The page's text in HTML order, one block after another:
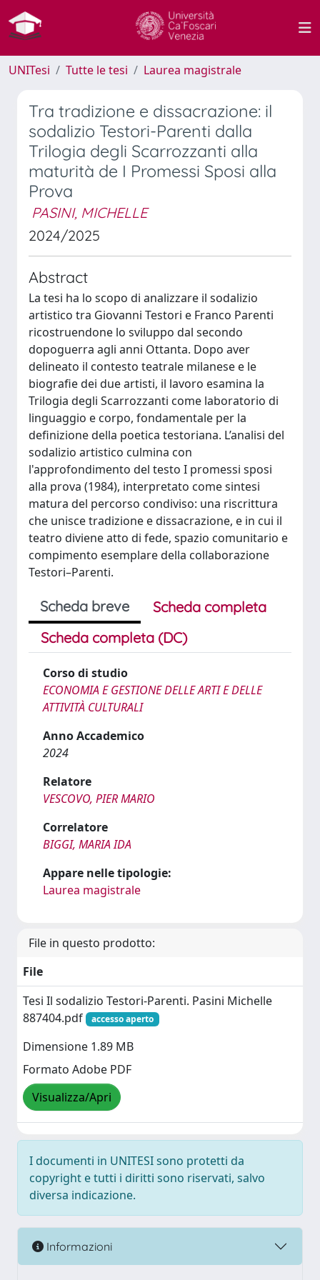
UNITesi Tutte le tesi Laurea magistrale
Tra tradizione e dissacrazione: il
sodalizio Testori-Parenti dalla
Trilogia degli Scarrozzanti alla
maturità de I Promessi Sposi alla
Prova
PASINI, MICHELLE
2024/2025
Abstract
La tesi ha lo scopo di analizzare il sodalizio
artistico tra Giovanni Testori e Franco Parenti
ricostruendone lo sviluppo dal secondo
dopoguerra agli anni Ottanta. Dopo aver
delineato il contesto teatrale milanese e le
biografie dei due artisti, il lavoro esamina la
Trilogia degli Scarrozzanti come laboratorio di
linguaggio e corpo, fondamentale per la
definizione della poetica testoriana. L’analisi del
sodalizio artistico culmina con
l'approfondimento del testo I promessi sposi
alla prova (1984), interpretato come sintesi
matura del percorso condiviso: una riscrittura
che unisce tradizione e dissacrazione, e in cui il
teatro diviene atto di fede, spazio comunitario e
compimento esemplare della collaborazione
Testori–Parenti.
Scheda breve
Scheda completa
Scheda completa (DC)
Corso di studio
ECONOMIA E GESTIONE DELLE ARTI E DELLE
ATTIVITÀ CULTURALI
Anno Accademico
2024
Relatore
VESCOVO, PIER MARIO
Correlatore
BIGGI, MARIA IDA
Appare nelle tipologie:
Laurea magistrale
File in questo prodotto:
File
Tesi Il sodalizio Testori-Parenti. Pasini Michelle
887404.pdf
accesso aperto
Dimensione 1.89 MB
Formato Adobe PDF
Visualizza/Apri
I documenti in UNITESI sono protetti da
copyright e tutti i diritti sono riservati, salvo
diversa indicazione.
Informazioni